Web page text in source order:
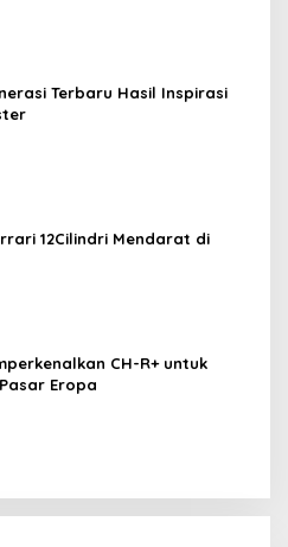
Terbaru Hasil Inspirasi
12Cilindri Mendarat di
CH-R+ untuk
Eropa